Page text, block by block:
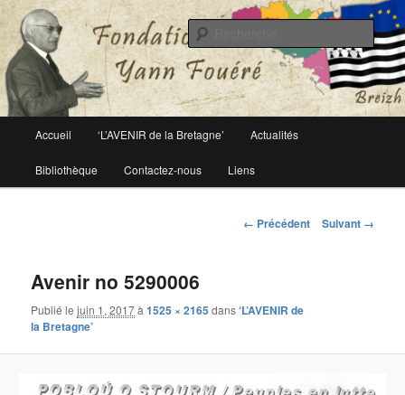
Fondation Yann Fouéré
Le site officiel de la fondation Yann Fouéré
principal
Aller
au
Accueil ‘L’AVENIR de la Bretagne’ Actualités
Bibliothèque Contactez-nous Liens
Navigation
← Précédent Suivant →
Avenir no 5290006
Publié lejuin 1, 2017à1525 × 2165 dans‘L’AVENIR de
la Bretagne’